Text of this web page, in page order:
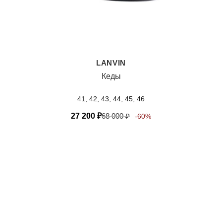
LANVIN
Кеды
41, 42, 43, 44, 45, 46
27 200 ₽68 000₽ -60%